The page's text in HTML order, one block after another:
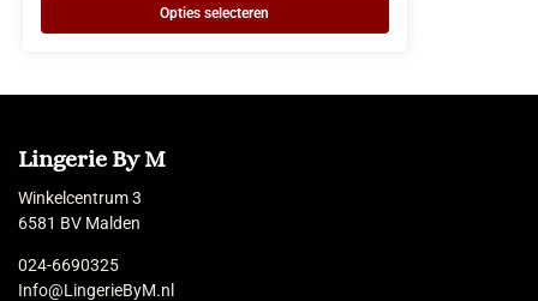
Opties selecteren
Lingerie By M
Winkelcentrum 3
6581 BV Malden
024-6690325
Info@LingerieByM.nl